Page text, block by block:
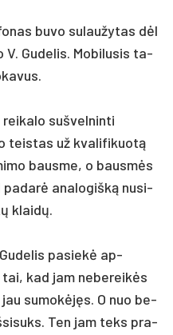
bu­vo su­lau­žy­tas dėl
V. Gu­de­lis. Mo­bi­lu­sis ta­
su­švel­nin­ti
teis­tas už kva­li­fi­kuotą
baus­me, o bausmės
ana­lo­gišką nu­si­
klaidų.
pa­siekė ap­
kad jam ne­be­reikės
su­mokėjęs. O nuo be­
Ten jam teks pra­